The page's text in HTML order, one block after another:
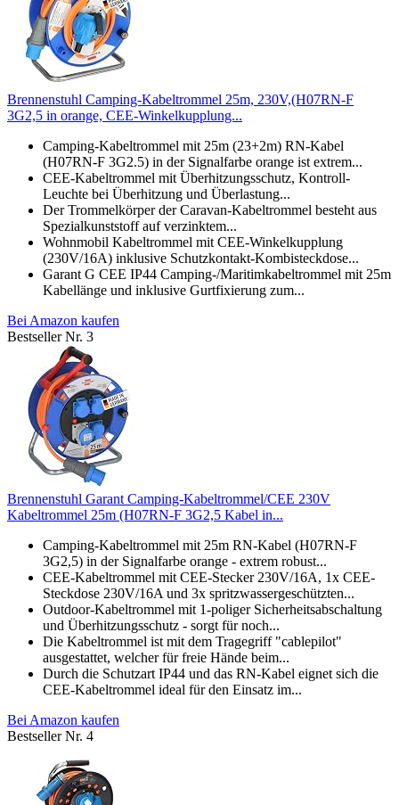
Brennenstuhl Camping-Kabeltrommel 25m, 230V,(H07RN-F
3G2,5 in orange, CEE-Winkelkupplung...
Camping-Kabeltrommel mit 25m (23+2m) RN-Kabel
(H07RN-F 3G2.5) in der Signalfarbe orange ist extrem...
CEE-Kabeltrommel mit Überhitzungsschutz, Kontroll-
Leuchte bei Überhitzung und Überlastung...
Der Trommelkörper der Caravan-Kabeltrommel besteht aus
Spezialkunststoff auf verzinktem...
Wohnmobil Kabeltrommel mit CEE-Winkelkupplung
(230V/16A) inklusive Schutzkontakt-Kombisteckdose...
Garant G CEE IP44 Camping-/Maritimkabeltrommel mit 25m
Kabellänge und inklusive Gurtfixierung zum...
Bei Amazon kaufen
Bestseller Nr. 3
Brennenstuhl Garant Camping-Kabeltrommel/CEE 230V
Kabeltrommel 25m (H07RN-F 3G2,5 Kabel in...
Camping-Kabeltrommel mit 25m RN-Kabel (H07RN-F
3G2,5) in der Signalfarbe orange - extrem robust...
CEE-Kabeltrommel mit CEE-Stecker 230V/16A, 1x CEE-
Steckdose 230V/16A und 3x spritzwassergeschützten...
Outdoor-Kabeltrommel mit 1-poliger Sicherheitsabschaltung
und Überhitzungsschutz - sorgt für noch...
Die Kabeltrommel ist mit dem Tragegriff "cablepilot"
ausgestattet, welcher für freie Hände beim...
Durch die Schutzart IP44 und das RN-Kabel eignet sich die
CEE-Kabeltrommel ideal für den Einsatz im...
Bei Amazon kaufen
Bestseller Nr. 4